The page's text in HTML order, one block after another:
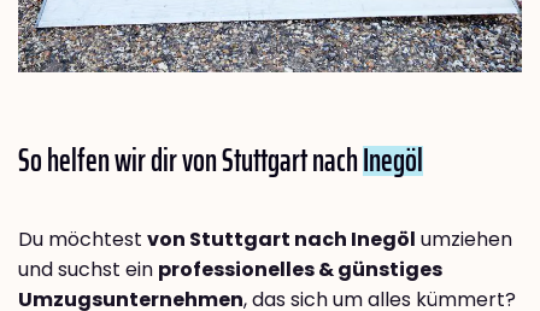
So helfen wir dir von Stuttgart nachInegöl
Du möchtest von Stuttgart nach Inegöl umziehen
und suchst ein professionelles & günstiges
Umzugsunternehmen, das sich um alles kümmert?